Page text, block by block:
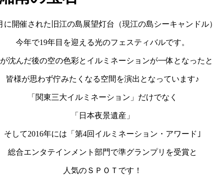
に開催された旧江の島展望灯台（現江の島シーキャンドル
今年で19年目を迎える光のフェスティバルです。
沈んだ後の空の色彩とイルミネーションが一体となったと
皆様が思わず佇みたくなる空間を演出となっています♪
「関東三大イルミネーション」だけでなく
「日本夜景遺産」
そして2016年には「第4回イルミネーション・アワード｣
総合エンタテインメント部門で準グランプリを受賞と
人気のＳＰＯＴです！